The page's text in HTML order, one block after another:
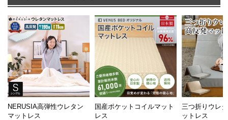
NERUSIA高弾性ウレタン
マットレス
国産ポケットコイルマット
レス
三つ折りウレ
ットレス